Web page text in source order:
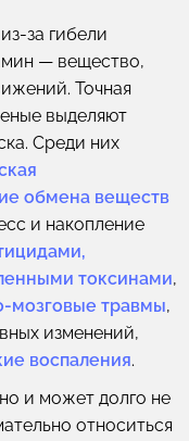
за гибели
— вещество,
Точная
выделяют
Среди них
обмена веществ
и накопление
токсинами,
мозговые травмы,
изменений,
воспаления.
и может долго не
относиться